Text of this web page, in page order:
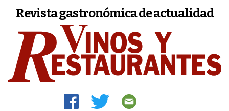
Revista gastronómica de actualidad